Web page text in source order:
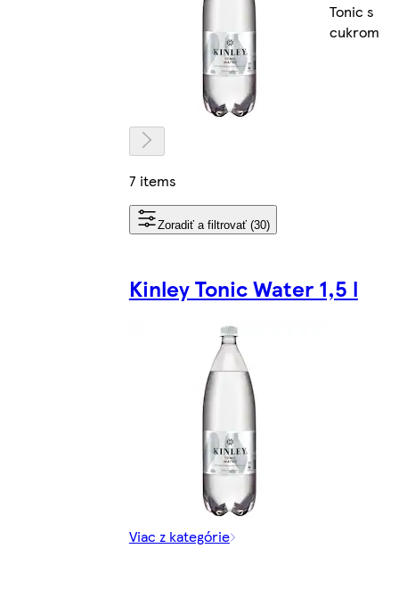
Tonic s
cukrom
7 items
Zoradiť a filtrovať (30)
Kinley Tonic Water 1,5 l
Viac z kategórie